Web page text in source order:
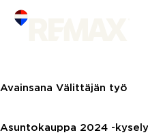
Avainsana Välittäjän työ
Asuntokauppa 2024 -